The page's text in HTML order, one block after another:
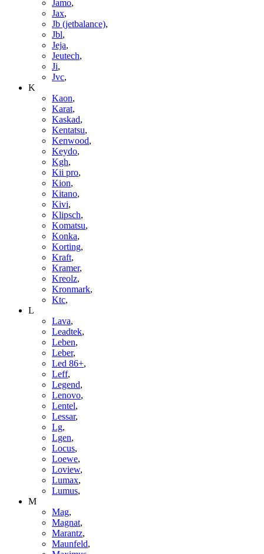
Jamo,
Jax,
Jb (jetbalance),
Jbl,
Jeja,
Jeutech,
Ji,
Jvc,
K
Kaon,
Karat,
Kaskad,
Kentatsu,
Kenwood,
Keydo,
Kgh,
Kii pro,
Kion,
Kitano,
Kivi,
Klipsch,
Komatsu,
Konka,
Korting,
Kraft,
Kramer,
Kreolz,
Kronmark,
Ktc,
L
Lava,
Leadtek,
Leben,
Leber,
Led 86+,
Leff,
Legend,
Lenovo,
Lentel,
Lessar,
Lg,
Lgen,
Locus,
Loewe,
Loview,
Lumax,
Lumus,
M
Mag,
Magnat,
Marantz,
Maunfeld,